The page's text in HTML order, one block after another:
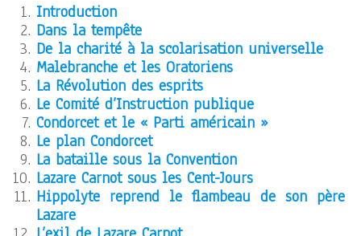
Introduction
Dans la tempête
De la charité à la scolarisation universelle
Malebranche et les Oratoriens
La Révolution des esprits
Le Comité d’Instruction publique
Condorcet et le « Parti américain »
Le plan Condorcet
La bataille sous la Convention
Lazare Carnot sous les Cent-Jours
Hippolyte reprend le flambeau de son père
Lazare